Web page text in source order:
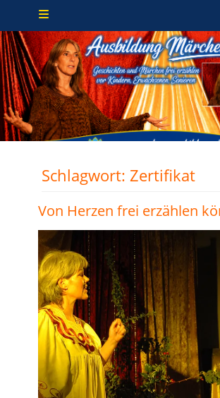
Zum
springen
Primäres Menü
Schlagwort: Zertifikat
Von Herzen frei erzählen